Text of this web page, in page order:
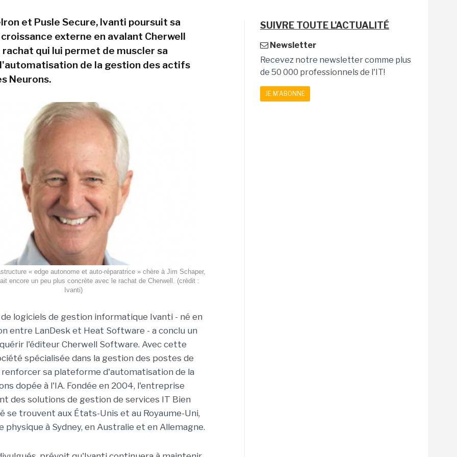
et Pusle Secure, Ivanti poursuit sa
externe en avalant Cherwell
qui lui permet de muscler sa
de la gestion des actifs
Neurons.
« edge autonome et auto-réparatrice » chère à Jim Schaper,
encore un peu plus concrète avec le rachat de Cherwell. (crédit :
Ivanti)
logiciels de gestion informatique Ivanti - né en
entre LanDesk et Heat Software - a conclu un
l'éditeur Cherwell Software. Avec cette
spécialisée dans la gestion des postes de
sa plateforme d'automatisation de la
dopée à l'IA. Fondée en 2004, l'entreprise
des solutions de gestion de services IT Bien
se trouvent aux États-Unis et au Royaume-Uni,
à Sydney, en Australie et en Allemagne.
SUIVRE TOUTE L'ACTUALITÉ
Newsletter
Recevez notre newsletter comme plus
de 50 000 professionnels de l'IT!
JE M'ABONNE